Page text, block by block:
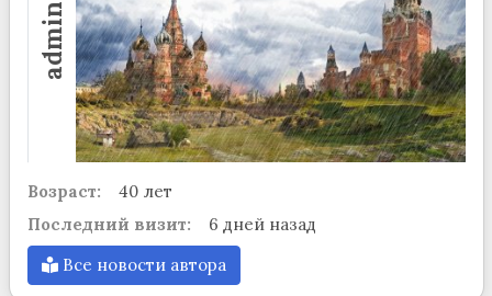
admin
Возраст:
40 лет
Последний визит:
6 дней назад
Все новости автора